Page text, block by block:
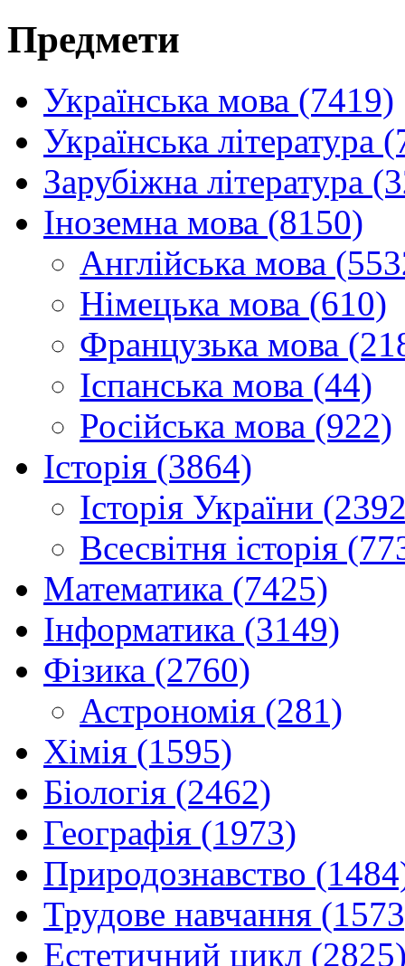
Предмети
Українська мова (7419)
Українська література
Зарубіжна література
Іноземна мова (8150)
Англійська мова
Німецька мова (610)
Французька мова
Іспанська мова (44)
Російська мова (922)
Історія (3864)
Історія України
Всесвітня історія
Математика (7425)
Інформатика (3149)
Фізика (2760)
Астрономія (281)
Хімія (1595)
Біологія (2462)
Географія (1973)
Природознавство
Трудове навчання
Естетичний цикл